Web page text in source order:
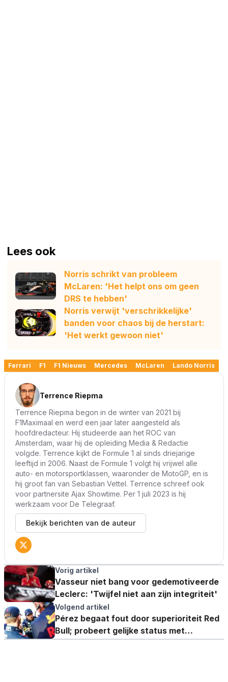
Lees ook
Norris schrikt van probleem
McLaren: 'Het helpt ons om geen
DRS te hebben'
Norris verwijt 'verschrikkelijke'
banden voor chaos bij de herstart:
'Het werkt gewoon niet'
Ferrari F1 F1 Nieuws Mercedes McLaren Lando Norris
Terrence Riepma
Terrence Riepma begon in de winter van 2021 bij
F1Maximaal en werd een jaar later aangesteld als
hoofdredacteur. Hij studeerde aan het ROC van
Amsterdam, waar hij de opleiding Media & Redactie
volgde. Terrence kijkt de Formule 1 al sinds driejarige
leeftijd in 2006. Naast de Formule 1 volgt hij vrijwel alle
auto- en motorsportklassen, waaronder de MotoGP, en is
hij groot fan van Sebastian Vettel. Terrence schreef ook
voor partnersite Ajax Showtime. Per 1 juli 2023 is hij
werkzaam voor De Telegraaf.
Bekijk berichten van de auteur
Vorig artikel
Vasseur niet bang voor gedemotiveerde
Leclerc: 'Twijfel niet aan zijn integriteit'
Volgend artikel
Pérez begaat fout door superioriteit Red
Bull; probeert gelijke status met
Verstappen af te dwingen